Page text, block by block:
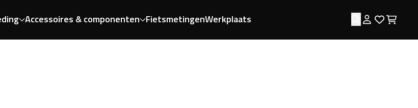
Accessoires & componenten FietsmetingenWerkplaats Zoeken
Log in